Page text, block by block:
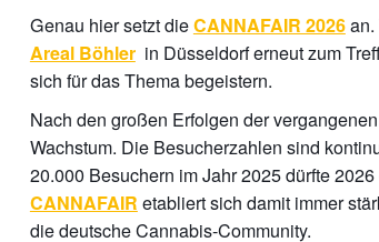
Genau hier setzt dieCANNAFAIR 2026an.
Areal Böhler in Düsseldorf erneut zum
sich für das Thema begeistern.
Nach den großen Erfolgen der
Wachstum. Die Besucherzahlen sind
20.000 Besuchern im Jahr 2025 dürfte
CANNAFAIR etabliert sich damit immer
die deutsche Cannabis-Community.